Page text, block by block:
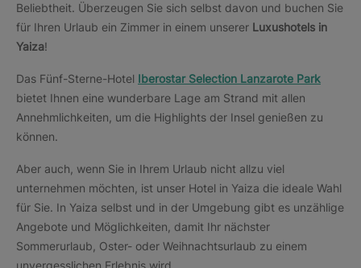
Beliebtheit. Überzeugen Sie sich selbst davon und buchen Sie
für Ihren Urlaub ein Zimmer in einem unserer Luxushotels in
Yaiza!
Das Fünf-Sterne-Hotel Iberostar Selection Lanzarote Park
bietet Ihnen eine wunderbare Lage am Strand mit allen
Annehmlichkeiten, um die Highlights der Insel genießen zu
können.
Aber auch, wenn Sie in Ihrem Urlaub nicht allzu viel
unternehmen möchten, ist unser Hotel in Yaiza die ideale Wahl
für Sie. In Yaiza selbst und in der Umgebung gibt es unzählige
Angebote und Möglichkeiten, damit Ihr nächster
Sommerurlaub, Oster- oder Weihnachtsurlaub zu einem
unvergesslichen Erlebnis wird.